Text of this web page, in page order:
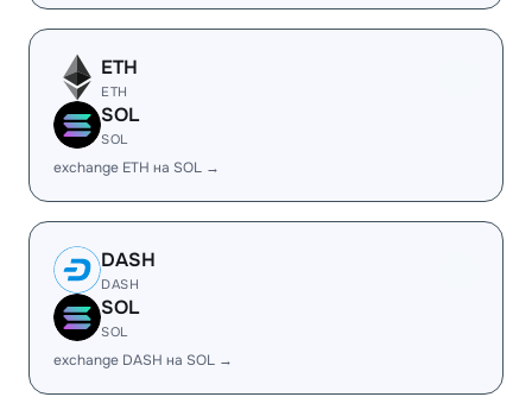
ETH
ETH
SOL
SOL
exchange ETH на SOL →
DASH
DASH
SOL
SOL
exchange DASH на SOL →